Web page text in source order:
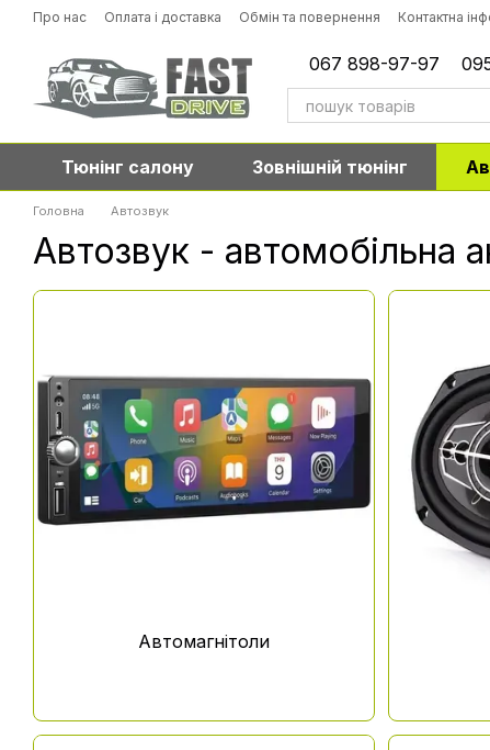
Перейти до основного контенту
Про нас Оплата і доставка Обмін та повернення Контактна
067 898-97-97
Тюнінг салону Зовнішній тюнінг
Головна Автозвук
Автозвук - автомобільна
Автомагнітоли